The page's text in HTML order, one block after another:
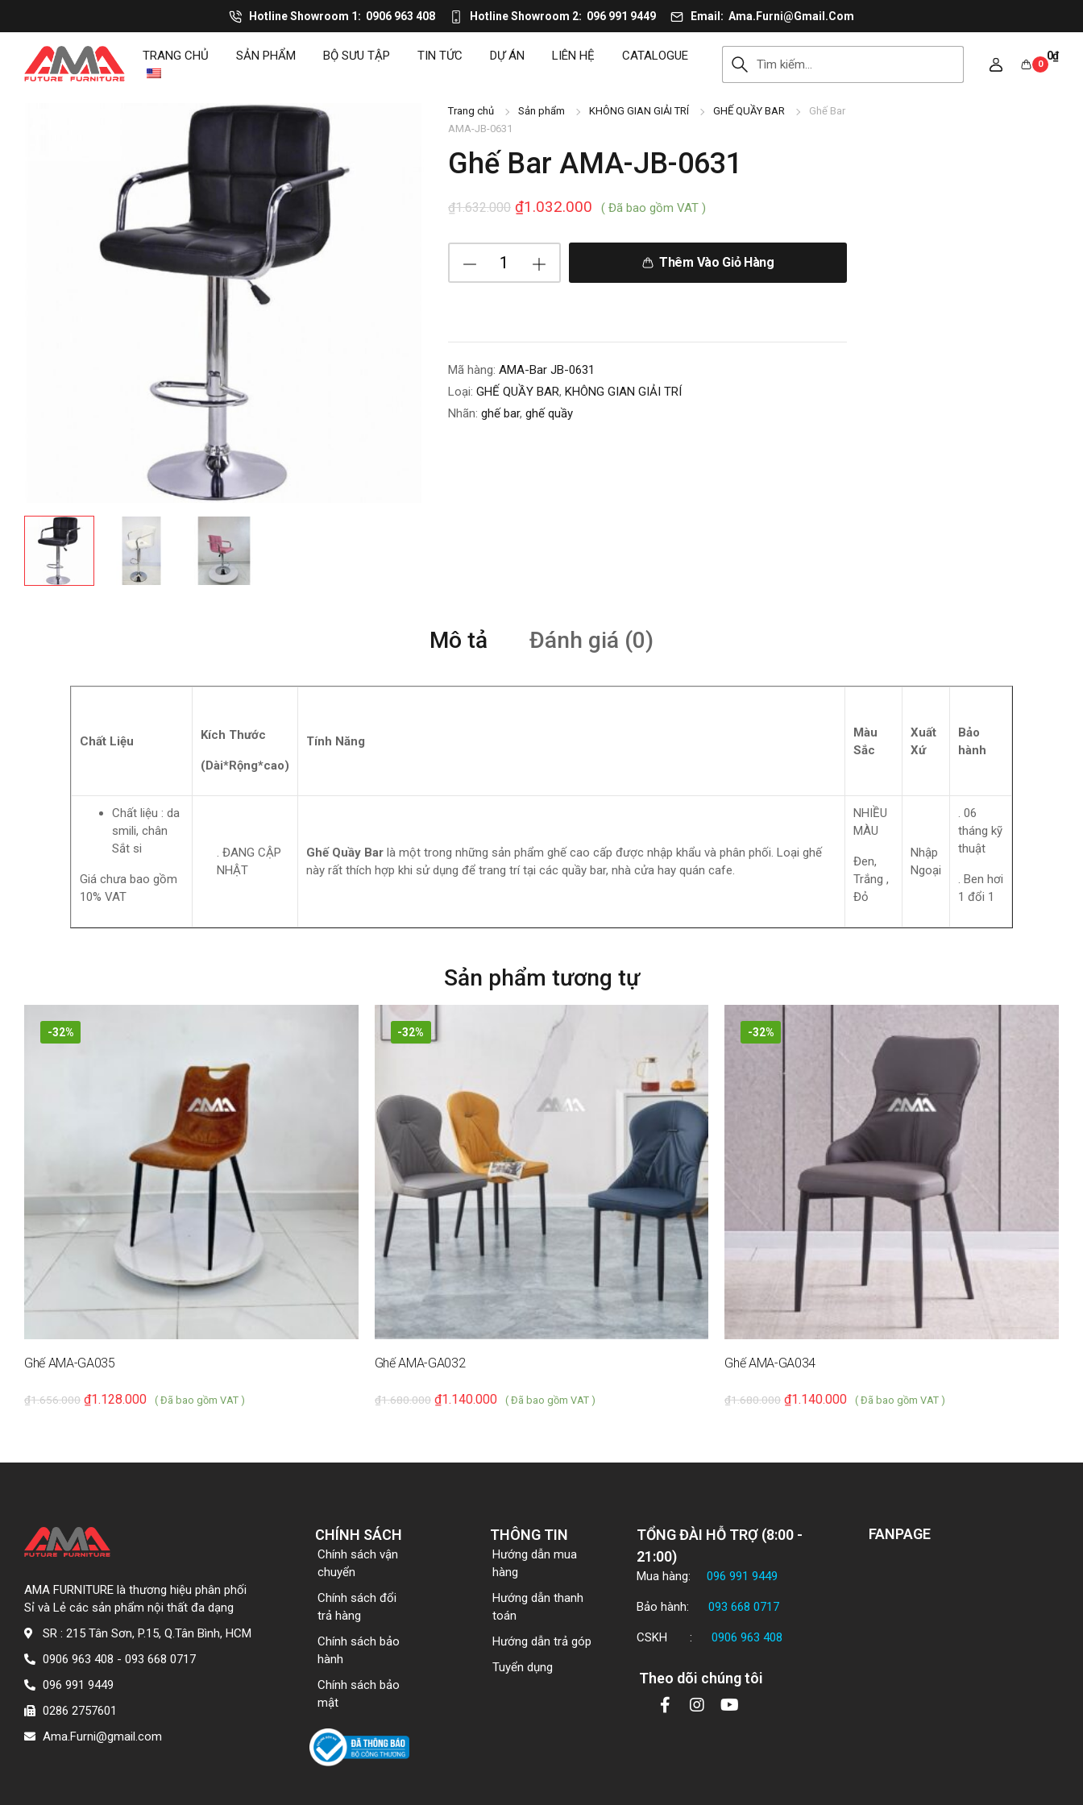
Hotline Showroom 1 0906 963 408 Hotline Showroom 2 096 991 9449 Email Ama.Furni@Gmail.Com
TRANG CHỦ SẢN PHẨM BỘ SƯU TẬP TIN TỨC DỰ ÁN LIÊN HỆ CATALOGUE 0₫
0
Trang chủ Sản phẩm KHÔNG GIAN GIẢI TRÍ GHẾ QUẦY BAR
Ghế Bar
AMA-JB-0631
Ghế Bar AMA-JB-0631
1.632.000
₫ 1.032.000
₫ ( Đã bao gồm VAT )
Thêm Vào Giỏ Hàng
Mã hàng: AMA-Bar JB-0631
Loại: GHẾ QUẦY BAR, KHÔNG GIAN GIẢI TRÍ
Nhãn: ghế bar, ghế quầy
Mô tả Đánh giá (0)
Chất Liệu Kích Thước
(Dài*Rộng*cao)
Tính Năng
Màu
Sắc
Xuất
Xứ
Bảo
hành
Chất liệu : da
smili, chân
Sắt si
Giá chưa bao gồm
10% VAT
. ĐANG CẬP
NHẬT
Ghế Quầy Bar là một trong những sản phẩm ghế cao cấp được nhập khẩu và phân phối. Loại ghế
này rất thích hợp khi sử dụng để trang trí tại các quầy bar, nhà cửa hay quán cafe.
NHIỀU
MÀU
Đen,
Trắng ,
Đỏ
Nhập
Ngoại
. 06
tháng kỹ
thuật
. Ben hơi
1 đổi 1
Sản phẩm tương tự
-32%
Ghế AMA-GA035
1.656.000
₫ 1.128.000
₫ ( Đã bao gồm VAT )
-32%
Ghế AMA-GA032
1.680.000
₫ 1.140.000
₫ ( Đã bao gồm VAT )
-32%
Ghế AMA-GA034
1.680.000
₫ 1.140.000
₫ ( Đã bao gồm VAT )
AMA FURNITURE là thương hiệu phân phối
Sỉ và Lẻ các sản phẩm nội thất đa dạng
SR : 215 Tân Sơn, P.15, Q.Tân Bình, HCM
0906 963 408 - 093 668 0717
096 991 9449
0286 2757601
Ama.Furni@gmail.com
CHÍNH SÁCH
Chính sách vận
chuyển
Chính sách đổi
trả hàng
Chính sách bảo
hành
Chính sách bảo
mật
THÔNG TIN
Hướng dẫn mua
hàng
Hướng dẫn thanh
toán
Hướng dẫn trả góp
Tuyển dụng
TỔNG ĐÀI HỖ TRỢ (8:00 -
21:00)
Mua hàng: 096 991 9449
Bảo hành: 093 668 0717
CSKH : 0906 963 408
Theo dõi chúng tôi
FANPAGE